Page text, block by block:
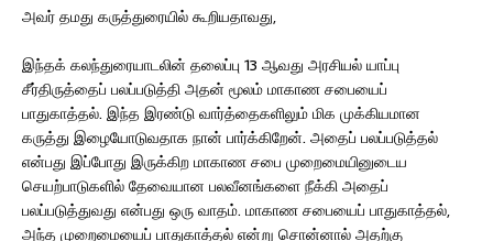
அவர் தமது கருத்துரையில் கூறியதாவது,
இந்தக் கலந்துரையாடலின் தலைப்பு 13 ஆவது அரசியல் யாப்பு
சீர்திருத்தைப் பலப்படுத்தி அதன் மூலம் மாகாண சபையைப்
பாதுகாத்தல். இந்த இரண்டு வார்த்தைகளிலும் மிக முக்கியமான
கருத்து இழையோடுவதாக நான் பார்க்கிறேன். அதைப் பலப்படுத்தல்
என்பது இப்போது இருக்கிற மாகாண சபை முறைமையினுடைய
செயற்பாடுகளில் தேவையான பலவீனங்களை நீக்கி அதைப்
பலப்படுத்துவது என்பது ஒரு வாதம். மாகாண சபையைப் பாதுகாத்தல்,
அந்த முறைமையைப் பாதுகாத்தல் என்று சொன்னால் அதற்கு